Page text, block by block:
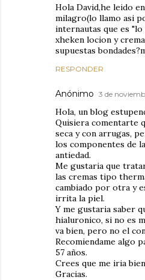
Hola David,he leido
milagro(lo llamo asi
internautas que es "lo
xheken locion y
supuestas
RESPONDER
Anónimo 3 de
Hola, un blog
Quisiera comentarte
seca y con arrugas,
los componentes de
antiedad.
Me gustaria que
las cremas tipo
cambiado por otra y
irrita la piel.
Y me gustaria saber
hialuronico, si no es
va bien, pero no el
Recomiendame algo
57 años.
Crees que me iria
Gracias.